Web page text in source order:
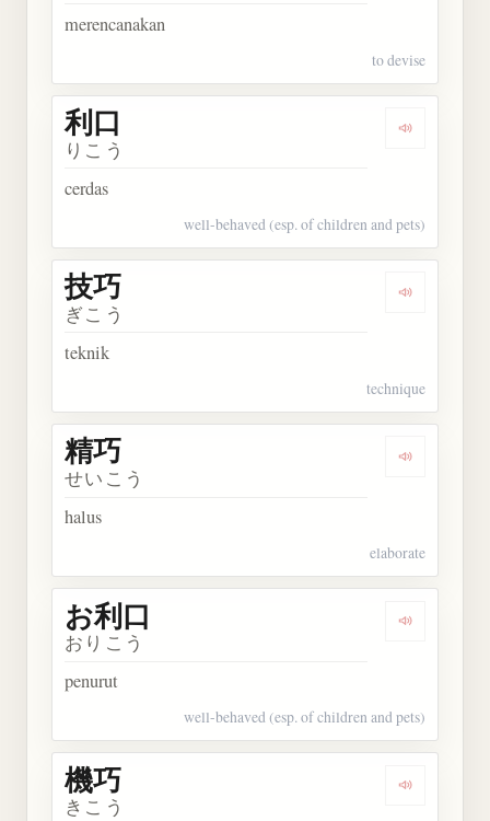
merencanakan
to devise
Dengarkan
利口
りこう
cerdas
well-behaved (esp. of children and pets)
Dengarkan
技巧
ぎこう
teknik
technique
Dengarkan
精巧
せいこう
halus
elaborate
Dengarkan
お利口
おりこう
penurut
well-behaved (esp. of children and pets)
Dengarkan
機巧
きこう